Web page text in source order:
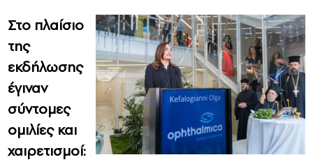
Στο πλαίσιο
της
εκδήλωσης
έγιναν
σύντομες
ομιλίες και
χαιρετισμοί: